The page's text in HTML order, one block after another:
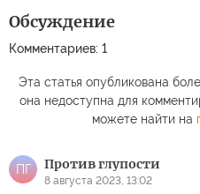
Обсуждение
Комментариев: 1
Эта статья опубликована
она недоступна для
можете найти на
ПГ Против глупости
8 августа 2023, 13:02